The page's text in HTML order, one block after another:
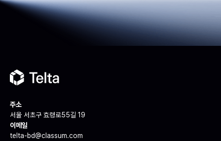
주소
서울 서초구 효령로55길 19
이메일
telta-bd@classum.com